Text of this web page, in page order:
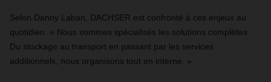
Selon Danny Laban, DACHSER est confronté à ces enjeux au
quotidien. « Nous sommes spécialisés les solutions complètes.
Du stockage au transport en passant par les services
additionnels, nous organisons tout en interne. »